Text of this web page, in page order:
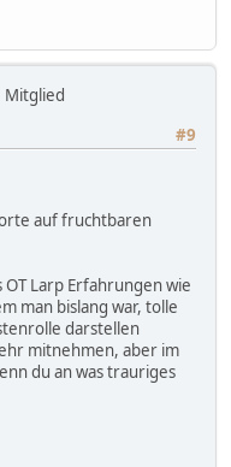
Mitglied
#9
auf fruchtbaren
Larp Erfahrungen wie
man bislang war, tolle
darstellen
mitnehmen, aber im
du an was trauriges